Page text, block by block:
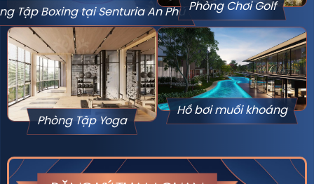
Tập Boxing tại Senturia An Phú Phòng Chơi Golf
Phòng Tập Yoga
Hồ bơi muối khoáng